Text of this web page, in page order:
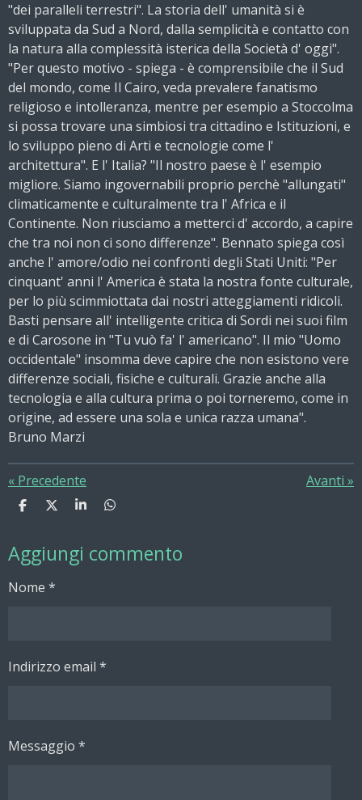
"dei paralleli terrestri". La storia dell' umanità si è
sviluppata da Sud a Nord, dalla semplicità e contatto con
la natura alla complessità isterica della Società d' oggi".
"Per questo motivo - spiega - è comprensibile che il Sud
del mondo, come Il Cairo, veda prevalere fanatismo
religioso e intolleranza, mentre per esempio a Stoccolma
si possa trovare una simbiosi tra cittadino e Istituzioni, e
lo sviluppo pieno di Arti e tecnologie come l'
architettura". E l' Italia? "Il nostro paese è l' esempio
migliore. Siamo ingovernabili proprio perchè "allungati"
climaticamente e culturalmente tra l' Africa e il
Continente. Non riusciamo a metterci d' accordo, a capire
che tra noi non ci sono differenze". Bennato spiega così
anche l' amore/odio nei confronti degli Stati Uniti: "Per
cinquant' anni l' America è stata la nostra fonte culturale,
per lo più scimmiottata dai nostri atteggiamenti ridicoli.
Basti pensare all' intelligente critica di Sordi nei suoi film
e di Carosone in "Tu vuò fa' l' americano". Il mio "Uomo
occidentale" insomma deve capire che non esistono vere
differenze sociali, fisiche e culturali. Grazie anche alla
tecnologia e alla cultura prima o poi torneremo, come in
origine, ad essere una sola e unica razza umana".
Bruno Marzi
« Precedente Avanti »
C
d
i
i
C
d
i
i
C
d
i
C
d
i
Aggiungi commento
Nome *
Indirizzo email *
Messaggio *